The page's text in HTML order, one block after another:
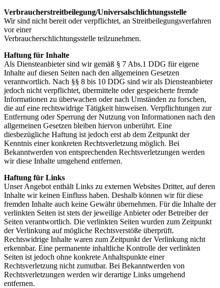
Verbraucherstreitbeilegung/Universalschlichtungsstelle
Wir sind nicht bereit oder verpflichtet, an Streitbeilegungsverfahren
vor einer
Verbraucherschlichtungsstelle teilzunehmen.
Haftung für Inhalte
Als Diensteanbieter sind wir gemäß § 7 Abs.1 DDG für eigene
Inhalte auf diesen Seiten nach den allgemeinen Gesetzen
verantwortlich. Nach §§ 8 bis 10 DDG sind wir als Diensteanbieter
jedoch nicht verpflichtet, übermittelte oder gespeicherte fremde
Informationen zu überwachen oder nach Umständen zu forschen,
die auf eine rechtswidrige Tätigkeit hinweisen. Verpflichtungen zur
Entfernung oder Sperrung der Nutzung von Informationen nach den
allgemeinen Gesetzen bleiben hiervon unberührt. Eine
diesbezügliche Haftung ist jedoch erst ab dem Zeitpunkt der
Kenntnis einer konkreten Rechtsverletzung möglich. Bei
Bekanntwerden von entsprechenden Rechtsverletzungen werden
wir diese Inhalte umgehend entfernen.
Haftung für Links
Unser Angebot enthält Links zu externen Websites Dritter, auf deren
Inhalte wir keinen Einfluss haben. Deshalb können wir für diese
fremden Inhalte auch keine Gewähr übernehmen. Für die Inhalte der
verlinkten Seiten ist stets der jeweilige Anbieter oder Betreiber der
Seiten verantwortlich. Die verlinkten Seiten wurden zum Zeitpunkt
der Verlinkung auf mögliche Rechtsverstöße überprüft.
Rechtswidrige Inhalte waren zum Zeitpunkt der Verlinkung nicht
erkennbar. Eine permanente inhaltliche Kontrolle der verlinkten
Seiten ist jedoch ohne konkrete Anhaltspunkte einer
Rechtsverletzung nicht zumutbar. Bei Bekanntwerden von
Rechtsverletzungen werden wir derartige Links umgehend
entfernen.